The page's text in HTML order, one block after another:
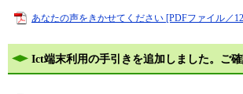
あなたの声をきかせてください [PDFファイル／
Ict端末利用の手引きを追加しました。ご確